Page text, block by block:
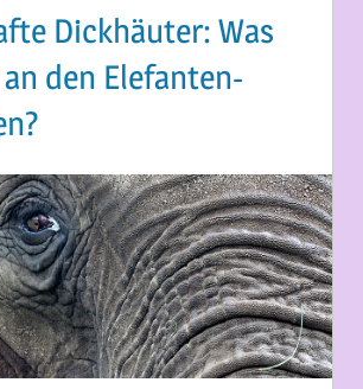
Dickhäuter: Was
den Elefanten-